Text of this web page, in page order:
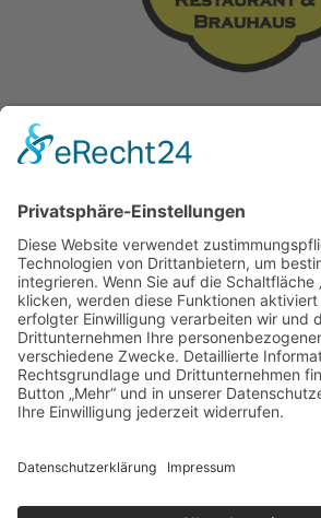
HOTEL • GASTSTÄTTE •
SPREE-PENSION & SPREEBLICK RESTAURANT
GUTSCHEINE ONLINE KAUFEN